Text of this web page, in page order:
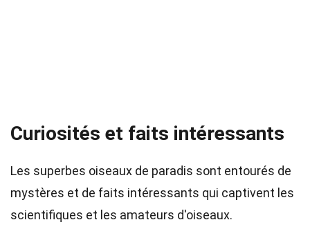
Curiosités et faits intéressants
Les superbes oiseaux de paradis sont entourés de
mystères et de faits intéressants qui captivent les
scientifiques et les amateurs d'oiseaux.